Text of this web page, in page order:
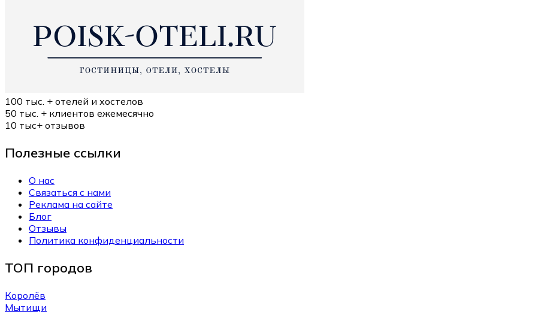
100 тыс. + отелей и хостелов
50 тыс. + клиентов ежемесячно
10 тыс+ отзывов
Полезные ссылки
О нас
Связаться с нами
Реклама на сайте
Блог
Отзывы
Политика конфиденциальности
ТОП городов
Королёв
Мытищи